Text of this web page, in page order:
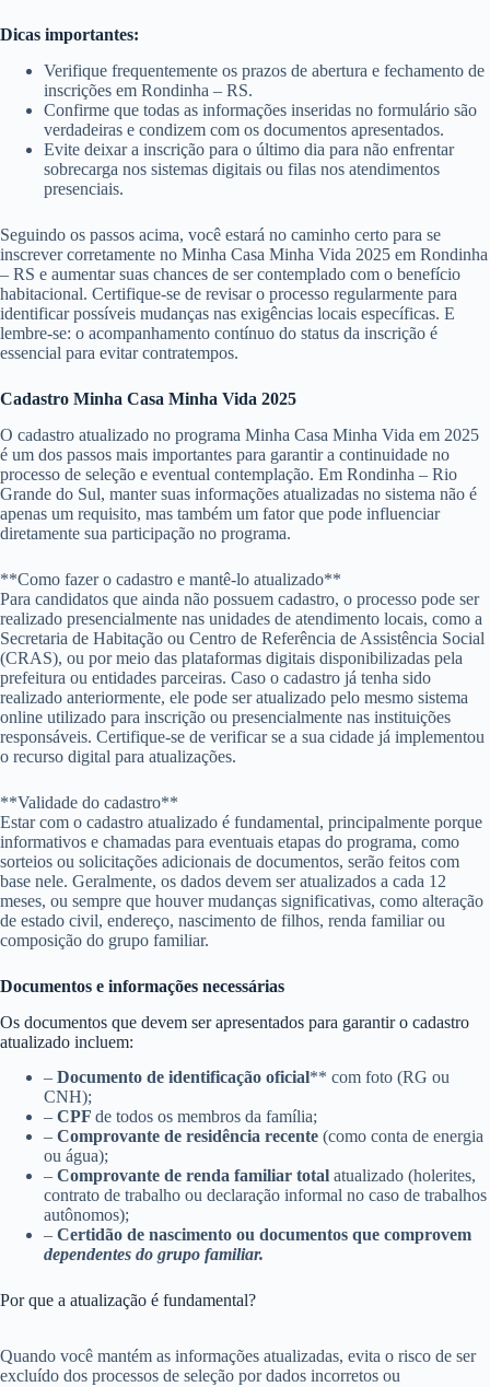
Dicas importantes:
Verifique frequentemente os prazos de abertura e fechamento de
inscrições em Rondinha – RS.
Confirme que todas as informações inseridas no formulário são
verdadeiras e condizem com os documentos apresentados.
Evite deixar a inscrição para o último dia para não enfrentar
sobrecarga nos sistemas digitais ou filas nos atendimentos
presenciais.
Seguindo os passos acima, você estará no caminho certo para se
inscrever corretamente no Minha Casa Minha Vida 2025 em Rondinha
– RS e aumentar suas chances de ser contemplado com o benefício
habitacional. Certifique-se de revisar o processo regularmente para
identificar possíveis mudanças nas exigências locais específicas. E
lembre-se: o acompanhamento contínuo do status da inscrição é
essencial para evitar contratempos.
Cadastro Minha Casa Minha Vida 2025
O cadastro atualizado no programa Minha Casa Minha Vida em 2025
é um dos passos mais importantes para garantir a continuidade no
processo de seleção e eventual contemplação. Em Rondinha – Rio
Grande do Sul, manter suas informações atualizadas no sistema não é
apenas um requisito, mas também um fator que pode influenciar
diretamente sua participação no programa.
**Como fazer o cadastro e mantê-lo atualizado**
Para candidatos que ainda não possuem cadastro, o processo pode ser
realizado presencialmente nas unidades de atendimento locais, como a
Secretaria de Habitação ou Centro de Referência de Assistência Social
(CRAS), ou por meio das plataformas digitais disponibilizadas pela
prefeitura ou entidades parceiras. Caso o cadastro já tenha sido
realizado anteriormente, ele pode ser atualizado pelo mesmo sistema
online utilizado para inscrição ou presencialmente nas instituições
responsáveis. Certifique-se de verificar se a sua cidade já implementou
o recurso digital para atualizações.
**Validade do cadastro**
Estar com o cadastro atualizado é fundamental, principalmente porque
informativos e chamadas para eventuais etapas do programa, como
sorteios ou solicitações adicionais de documentos, serão feitos com
base nele. Geralmente, os dados devem ser atualizados a cada 12
meses, ou sempre que houver mudanças significativas, como alteração
de estado civil, endereço, nascimento de filhos, renda familiar ou
composição do grupo familiar.
Documentos e informações necessárias
Os documentos que devem ser apresentados para garantir o cadastro
atualizado incluem:
– Documento de identificação oficial** com foto (RG ou
CNH);
– CPF de todos os membros da família;
– Comprovante de residência recente (como conta de energia
ou água);
– Comprovante de renda familiar total atualizado (holerites,
contrato de trabalho ou declaração informal no caso de trabalhos
autônomos);
– Certidão de nascimento ou documentos que comprovem
dependentes do grupo familiar.
Por que a atualização é fundamental?
Quando você mantém as informações atualizadas, evita o risco de ser
excluído dos processos de seleção por dados incorretos ou